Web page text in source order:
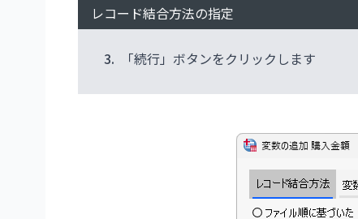
レコード結合方法の指定
3. 「続行」ボタンをクリックします